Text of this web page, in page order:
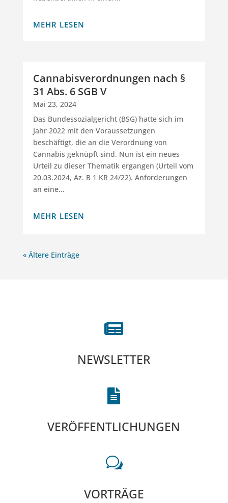
MEHR LESEN
Cannabisverordnungen nach §
31 Abs. 6 SGB V
Mai 23, 2024
Das Bundessozialgericht (BSG) hatte sich im
Jahr 2022 mit den Voraussetzungen
beschäftigt, die an die Verordnung von
Cannabis geknüpft sind. Nun ist ein neues
Urteil zu dieser Thematik ergangen (Urteil vom
20.03.2024, Az. B 1 KR 24/22). Anforderungen
an eine...
MEHR LESEN
« Ältere Einträge

NEWSLETTER

VERÖFFENTLICHUNGEN
w
VORTRÄGE